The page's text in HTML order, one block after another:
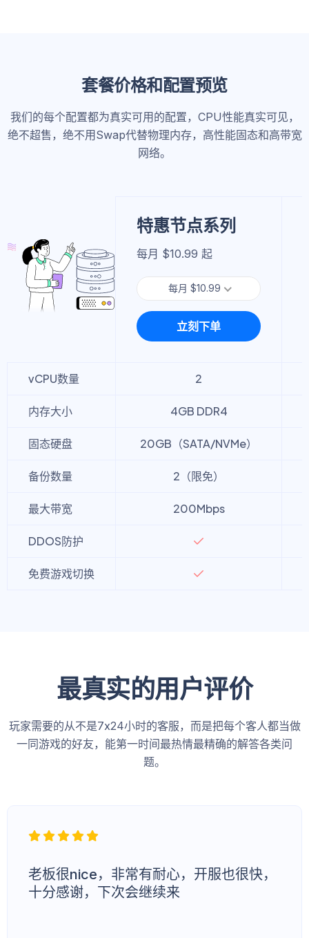
套餐价格和配置预览
我们的每个配置都为真实可用的配置，CPU性能真实可见，
绝不超售，绝不用Swap代替物理内存，高性能固态和高带宽
网络。
特惠节点系列
每月 $10.99 起
每月 $10.99
立刻下单
vCPU数量 2
内存大小 4GB DDR4
固态硬盘 20GB（SATA/NVMe）
备份数量 2（限免）
最大带宽 200Mbps
DDOS防护
免费游戏切换
最真实的用户评价
玩家需要的从不是7x24小时的客服，而是把每个客人都当做
一同游戏的好友，能第一时间最热情最精确的解答各类问
题。
老板很nice，非常有耐心，开服也很快，
十分感谢，下次会继续来